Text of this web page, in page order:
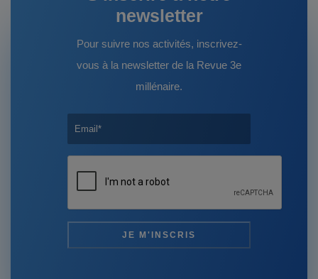
newsletter
Pour suivre nos activités, inscrivez-
vous à la newsletter de la Revue 3e
millénaire.